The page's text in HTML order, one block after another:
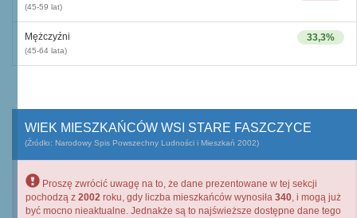
(45-59 lat)
33,3%
Mężczyźni
(45-64 lata)
WIEK MIESZKAŃCÓW WSI STARE FASZCZYCE
(Źródło: Narodowy Spis Powszechny Ludności i Mieszkań 2002)
Proszę zwrócić uwagę na to, że dane prezentowane w tej sekcji
pochodzą z 2002 roku, gdy liczba mieszkańców wynosiła 340, i mogą już
być mocno nieaktualne. Jednakże są to najświeższe dostępne dane tego